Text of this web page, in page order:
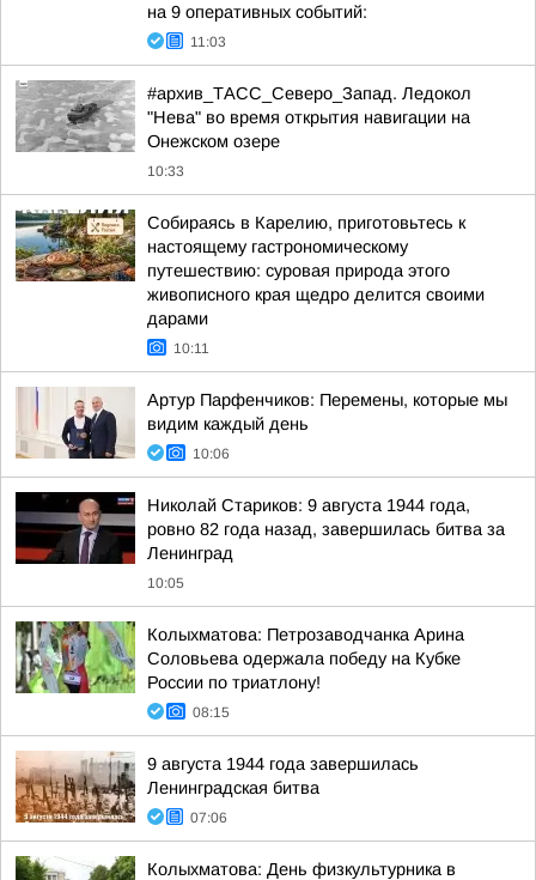
на 9 оперативных событий:
11:03
#архив_ТАСС_Северо_Запад. Ледокол
"Нева" во время открытия навигации на
Онежском озере
10:33
Собираясь в Карелию, приготовьтесь к
настоящему гастрономическому
путешествию: суровая природа этого
живописного края щедро делится своими
дарами
10:11
Артур Парфенчиков: Перемены, которые мы
видим каждый день
10:06
Николай Стариков: 9 августа 1944 года,
ровно 82 года назад, завершилась битва за
Ленинград
10:05
Колыхматова: Петрозаводчанка Арина
Соловьева одержала победу на Кубке
России по триатлону!
08:15
9 августа 1944 года завершилась
Ленинградская битва
07:06
Колыхматова: День физкультурника в